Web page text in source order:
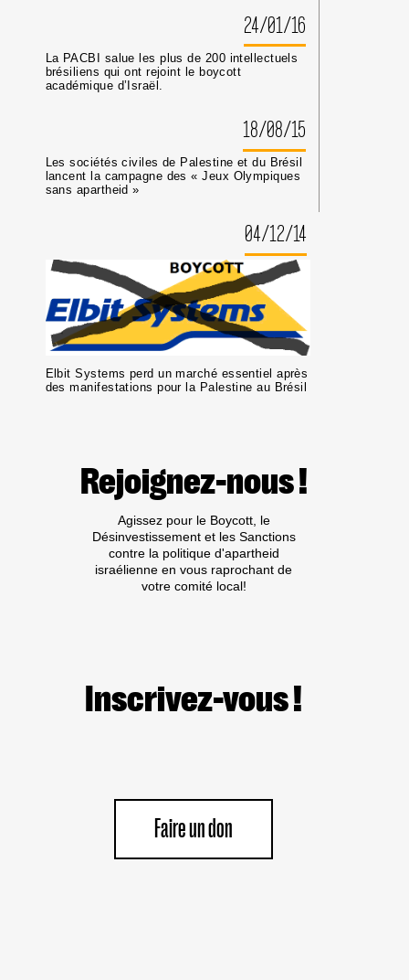
24/01/16
La PACBI salue les plus de 200 intellectuels
brésiliens qui ont rejoint le boycott
académique d’Israël.
18/08/15
Les sociétés civiles de Palestine et du Brésil
lancent la campagne des « Jeux Olympiques
sans apartheid »
04/12/14
Elbit Systems perd un marché essentiel après
des manifestations pour la Palestine au Brésil
Rejoignez-nous !
Agissez pour le Boycott, le
Désinvestissement et les Sanctions
contre la politique d'apartheid
israélienne en vous raprochant de
votre comité local!
Inscrivez-vous !
Faire un don